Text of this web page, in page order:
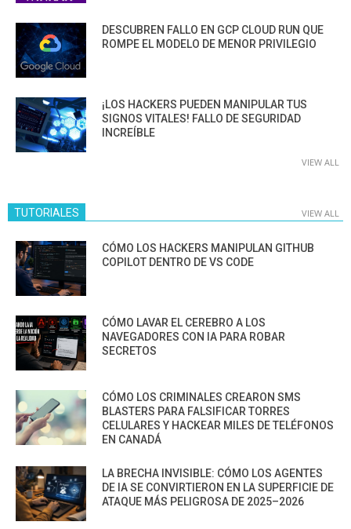
DESCUBREN FALLO EN GCP CLOUD RUN QUE
ROMPE EL MODELO DE MENOR PRIVILEGIO
¡LOS HACKERS PUEDEN MANIPULAR TUS
SIGNOS VITALES! FALLO DE SEGURIDAD
INCREÍBLE
VIEW ALL
TUTORIALES VIEW ALL
CÓMO LOS HACKERS MANIPULAN GITHUB
COPILOT DENTRO DE VS CODE
CÓMO LAVAR EL CEREBRO A LOS
NAVEGADORES CON IA PARA ROBAR
SECRETOS
CÓMO LOS CRIMINALES CREARON SMS
BLASTERS PARA FALSIFICAR TORRES
CELULARES Y HACKEAR MILES DE TELÉFONOS
EN CANADÁ
LA BRECHA INVISIBLE: CÓMO LOS AGENTES
DE IA SE CONVIRTIERON EN LA SUPERFICIE DE
ATAQUE MÁS PELIGROSA DE 2025–2026